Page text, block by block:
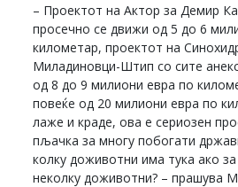
– Проектот на Актор за Демир
просечно се движи од 5 до 6
километар, проектот на
Миладиновци-Штип со сите
од 8 до 9 милиони евра по
повеќе од 20 милиони евра по
лаже и краде, ова е сериозен
пљачка за многу побогати
колку доживотни има тука ако
неколку доживотни? – прашува